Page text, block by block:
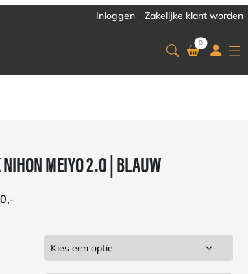
Inloggen Zakelijke klant worden
0
NIHON MEIYO 2.0 | BLAUW